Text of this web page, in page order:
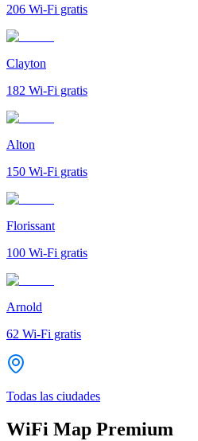
206 Wi-Fi gratis
Clayton
182 Wi-Fi gratis
Alton
150 Wi-Fi gratis
Florissant
100 Wi-Fi gratis
Arnold
62 Wi-Fi gratis
Todas las ciudades
WiFi Map Premium